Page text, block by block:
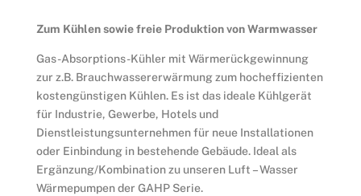
Zum Kühlen sowie freie Produktion von Warmwasser
Gas-Absorptions-Kühler mit Wärmerückgewinnung
zur z.B. Brauchwassererwärmung zum hocheffizienten
kostengünstigen Kühlen. Es ist das ideale Kühlgerät
für Industrie, Gewerbe, Hotels und
Dienstleistungsunternehmen für neue Installationen
oder Einbindung in bestehende Gebäude. Ideal als
Ergänzung/Kombination zu unseren Luft – Wasser
Wärmepumpen der GAHP Serie.